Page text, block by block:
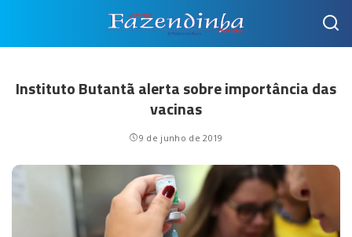
Instituto Butantã alerta sobre importância das
vacinas
9 de junho de 2019